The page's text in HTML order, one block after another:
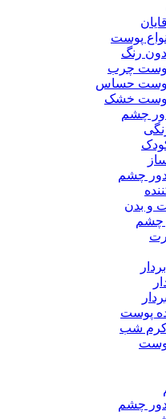
پوست
رنگ
چرب
پوست حساس
خشک
چشم
چشم
و بدن
چشم
پوست
کرم شب
چشم